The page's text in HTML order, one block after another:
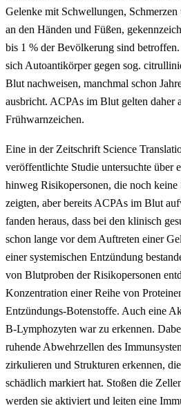
Gelenke mit Schwellungen,
an den Händen und Füßen,
bis 1 % der Bevölkerung sind
sich Autoantikörper gegen sog.
Blut nachweisen, manchmal schon
ausbricht. ACPAs im Blut gelten daher
Frühwarnzeichen.
Eine in der Zeitschrift Science
veröffentlichte Studie untersuchte über
hinweg Risikopersonen, die noch
zeigten, aber bereits ACPAs im Blut
fanden heraus, dass bei den klinisch
schon lange vor dem Auftreten einer
einer systemischen Entzündung
von Blutproben der Risikopersonen
Konzentration einer Reihe von
Entzündungs-Botenstoffe. Auch eine
B-Lymphozyten war zu erkennen.
ruhende Abwehrzellen des
zirkulieren und Strukturen erkennen,
schädlich markiert hat. Stoßen die
werden sie aktiviert und leiten eine